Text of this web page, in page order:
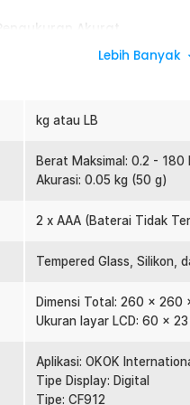
Akurat
berkualitas tinggi yang
180 kg. Tingkat akurasi
ke Smartphone
yang memungkinkan
berat badan mudah
karena seluruh data
Lebih Lengkap
tubuh, massa otot, kadar air,
dalam satu platform
hidup sehat.
Lebih Banyak
kg atau LB
Berat Maksimal: 0.2 - 180
Akurasi: 0.05 kg (50 g)
2 x AAA (Baterai Tidak
Tempered Glass, Silikon,
Dimensi Total: 260 x 260
Ukuran layar LCD: 60 x 23
Aplikasi: OKOK
Tipe Display: Digital
Tipe: CF912